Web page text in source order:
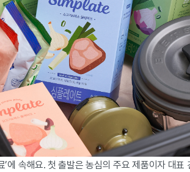
에 속해요. 첫 출발은 농심의 주요 제품이자 대표